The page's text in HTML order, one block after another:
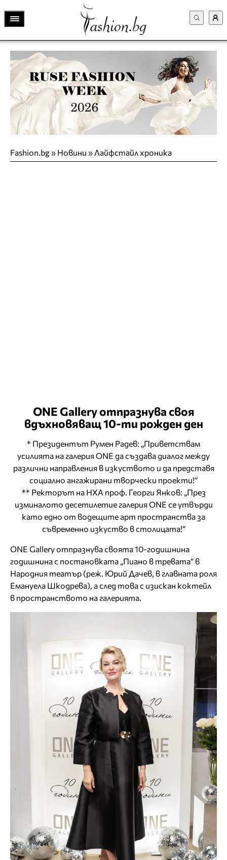
Fashion.bg» Новини » Лайфстайл хроника
ONE Gallery отпразнува своя
вдъхновяващ 10-ти рожден ден
* Президентът Румен Радев: „Приветствам
усилията на галерия ONE да създава диалог между
различни направления в изкуството и да представя
социално ангажирани творчески проекти!“
** Ректорът на НХА проф. Георги Янков: „През
изминалото десетилетие галерия ONE се утвърди
като едно от водещите арт пространства за
съвременно изкуство в столицата!“
ONE Gallery отпразнува своята 10-годишнина
годишнина с постановката „Пиано в тревата“ в
Народния театър (реж. Юрий Дачев, в главната роля
Емануела Шкодрева), а след това с изискан коктейл
в пространството на галерията.